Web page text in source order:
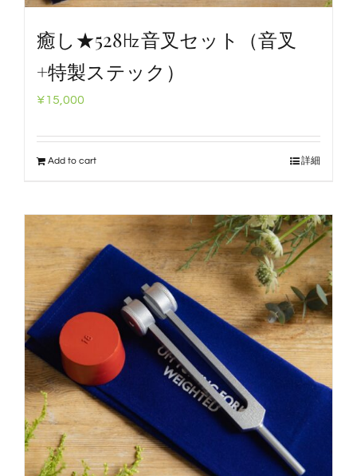
癒し★528㎐音叉セット（音叉
+特製ステック）
¥15,000
Add to cart 詳細